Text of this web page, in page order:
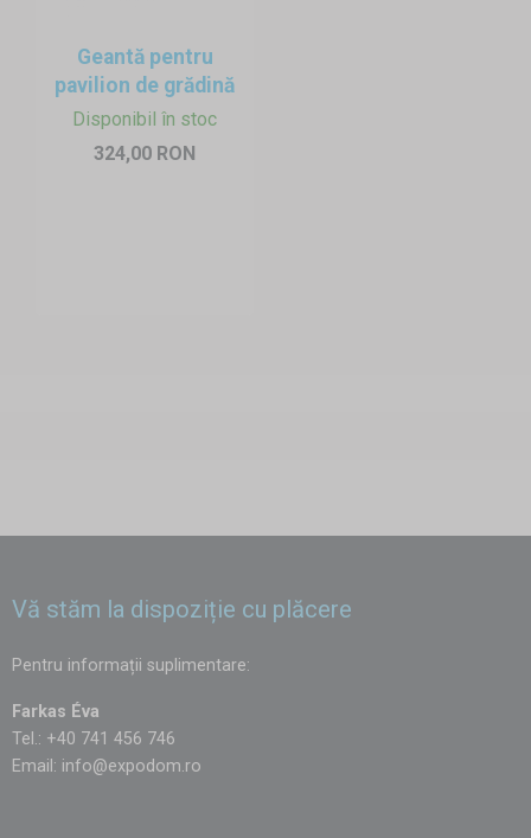
Geantă pentru
pavilion de grădină
Disponibil în stoc
324,00 RON
Vă stăm la dispoziție cu plăcere
Pentru informații suplimentare:
Farkas Éva
Tel.: +40 741 456 746
Email: info@expodom.ro